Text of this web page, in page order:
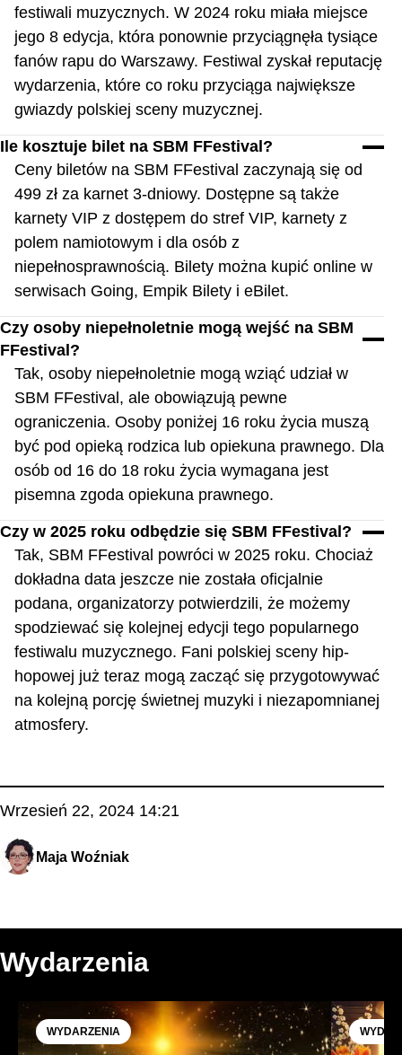
festiwali muzycznych. W 2024 roku miała miejsce
jego 8 edycja, która ponownie przyciągnęła tysiące
fanów rapu do Warszawy. Festiwal zyskał reputację
wydarzenia, które co roku przyciąga największe
gwiazdy polskiej sceny muzycznej.
Ile kosztuje bilet na SBM FFestival?
Ceny biletów na SBM FFestival zaczynają się od
499 zł za karnet 3-dniowy. Dostępne są także
karnety VIP z dostępem do stref VIP, karnety z
polem namiotowym i dla osób z
niepełnosprawnością. Bilety można kupić online w
serwisach Going, Empik Bilety i eBilet.
Czy osoby niepełnoletnie mogą wejść na SBM
FFestival?
Tak, osoby niepełnoletnie mogą wziąć udział w
SBM FFestival, ale obowiązują pewne
ograniczenia. Osoby poniżej 16 roku życia muszą
być pod opieką rodzica lub opiekuna prawnego. Dla
osób od 16 do 18 roku życia wymagana jest
pisemna zgoda opiekuna prawnego.
Czy w 2025 roku odbędzie się SBM FFestival?
Tak, SBM FFestival powróci w 2025 roku. Chociaż
dokładna data jeszcze nie została oficjalnie
podana, organizatorzy potwierdzili, że możemy
spodziewać się kolejnej edycji tego popularnego
festiwalu muzycznego. Fani polskiej sceny hip-
hopowej już teraz mogą zacząć się przygotowywać
na kolejną porcję świetnej muzyki i niezapomnianej
atmosfery.
Wrzesień 22, 2024 14:21
Maja Woźniak
Wydarzenia
WYDARZENIA